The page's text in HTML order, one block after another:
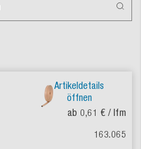
Artikeldetails
öffnen
ab 0,61 € / lfm
163.065